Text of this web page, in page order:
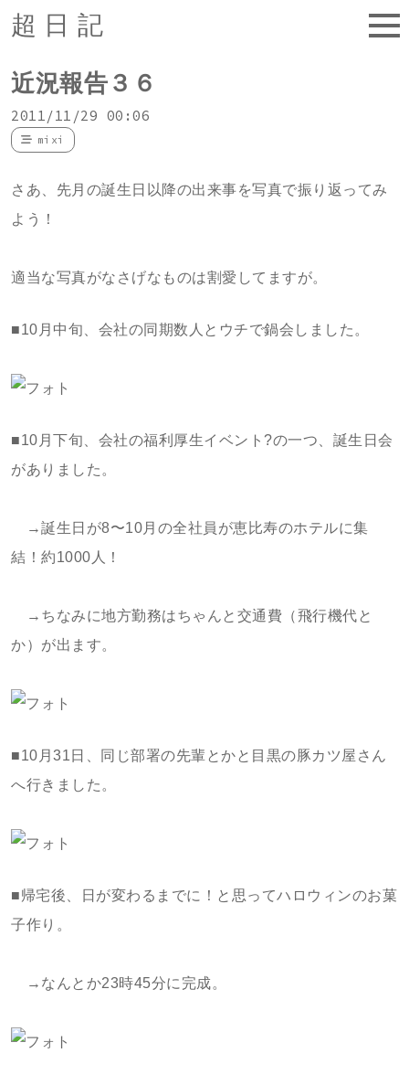
超日記
近況報告３６
2011/11/29 00:06
mixi
さあ、先月の誕生日以降の出来事を写真で振り返ってみ
よう！
適当な写真がなさげなものは割愛してますが。
■10月中旬、会社の同期数人とウチで鍋会しました。
■10月下旬、会社の福利厚生イベント?の一つ、誕生日会
がありました。
→誕生日が8〜10月の全社員が恵比寿のホテルに集
結！約1000人！
→ちなみに地方勤務はちゃんと交通費（飛行機代と
か）が出ます。
■10月31日、同じ部署の先輩とかと目黒の豚カツ屋さん
へ行きました。
■帰宅後、日が変わるまでに！と思ってハロウィンのお菓
子作り。
→なんとか23時45分に完成。